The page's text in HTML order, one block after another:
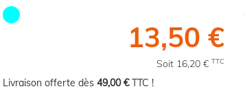
13,50 €
Soit 16,20 € TTC
Livraison offerte dès 49,00 €TTC !